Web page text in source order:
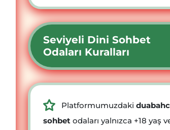
Seviyeli Dini Sohbet
Odaları Kuralları
Platformumuzdaki
sohbet odaları yalnızca +18 yaş